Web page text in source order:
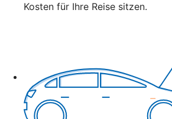
Kosten für Ihre Reise sitzen.